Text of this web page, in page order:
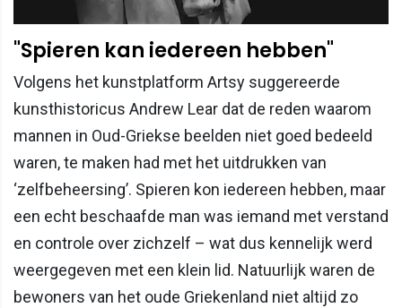
"Spieren kan iedereen hebben"
Volgens het kunstplatform Artsy suggereerde
kunsthistoricus Andrew Lear dat de reden waarom
mannen in Oud-Griekse beelden niet goed bedeeld
waren, te maken had met het uitdrukken van
‘zelfbeheersing’. Spieren kon iedereen hebben, maar
een echt beschaafde man was iemand met verstand
en controle over zichzelf – wat dus kennelijk werd
weergegeven met een klein lid. Natuurlijk waren de
bewoners van het oude Griekenland niet altijd zo